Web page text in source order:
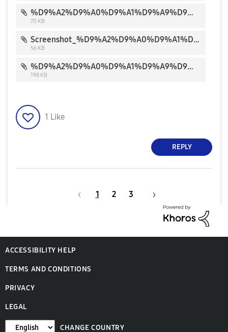
%D9%A2%D9%A0%D9%A1%D9%A9%D9%A1%D9%A0%D9%A1%D9%A3_%D9%A1%D9%A6%D9%A1%D9%A6%D9%A5%D9%A4_46387.jpg
70 KB
Screenshot_%D9%A2%D9%A0%D9%A1%D9%A9%D9%A1%D9%A0%D9%A1%D9%A3-%D9%A1%D9%A3%D9%A2%D9%A9%D9%A2%D9%A7_46266.jpg
56 KB
%D9%A2%D9%A0%D9%A1%D9%A9%D9%A1%D9%A0%D9%A1%D9%A4_%D9%A0%D9%A7%D9%A0%D9%A9%D9%A0%D9%A0_46998.jpg
198 KB
1 Like
REPLY
1 2 3
ACCESSIBILITY HELP
TERMS AND CONDITIONS
PRIVACY
LEGAL
CHANGE COUNTRY